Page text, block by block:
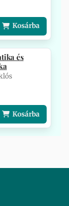
Kosárba
és
Kosárba